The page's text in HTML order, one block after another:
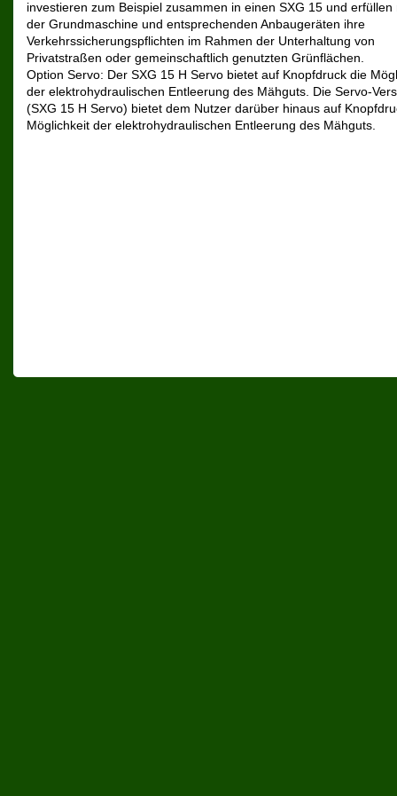
investieren zum Beispiel zusammen in einen SXG 15 und erfüllen
der Grundmaschine und entsprechenden Anbaugeräten ihre
Verkehrssicherungspflichten im Rahmen der Unterhaltung von
Privatstraßen oder gemeinschaftlich genutzten Grünflächen.
Option Servo: Der SXG 15 H Servo bietet auf Knopfdruck die
der elektrohydraulischen Entleerung des Mähguts. Die Servo-
(SXG 15 H Servo) bietet dem Nutzer darüber hinaus auf
Möglichkeit der elektrohydraulischen Entleerung des Mähguts.